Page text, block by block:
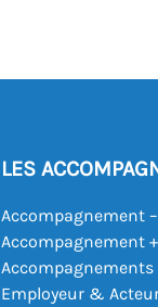
LES
Accompagnement
Accompagnement
Employeur &